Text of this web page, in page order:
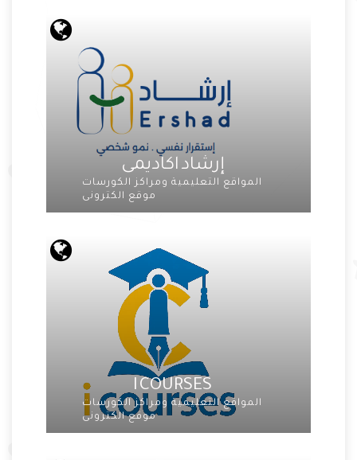
إرشاد اكاديمى
المواقع التعليمية ومراكز الكورسات
موقع الكترونى
I COURSES
المواقع التعليمية ومراكز الكورسات
موقع الكترونى